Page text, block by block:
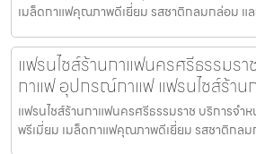
เมล็ดกาแฟคุณภาพดีเยี่ยม รสชาติกลมกล่อม แล
แฟรนไชส์ร้านกาแฟนครศรีธรรมรา
กาแฟ อุปกรณ์กาแฟ แฟรนไชส์ร้าน
แฟรนไชส์ร้านกาแฟนครศรีธรรมราช บริการจำ
พรีเมี่ยม เมล็ดกาแฟคุณภาพดีเยี่ยม รสชาติกลม